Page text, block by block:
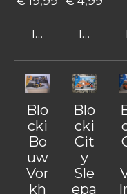
In winkelwagen
In
Blo
cki
Bo
uw
Vor
kh
Blo
cki
Cit
y
Sle
epa